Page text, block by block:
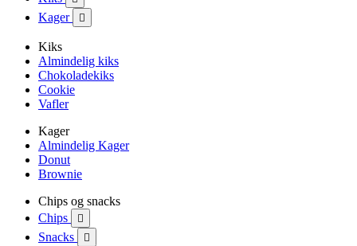
Kager 
Kiks
Almindelig kiks
Chokoladekiks
Cookie
Vafler
Kager
Almindelig Kager
Donut
Brownie
Chips og snacks
Chips

Snacks 